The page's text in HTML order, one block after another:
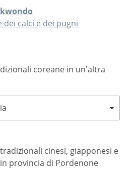
dei calci e dei pugni
coreane in un'altra
cinesi, giapponesi e
provincia di Pordenone